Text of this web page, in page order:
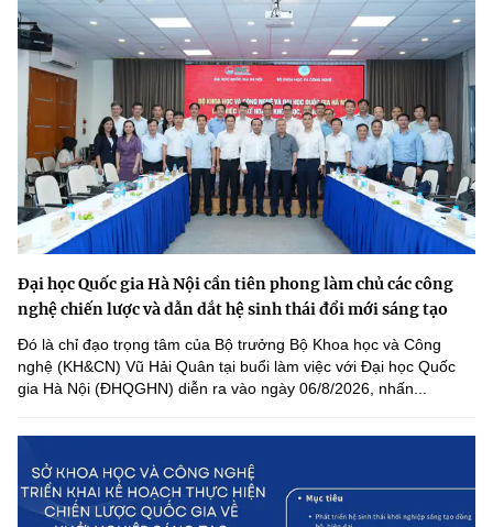
Đại học Quốc gia Hà Nội cần tiên phong làm chủ các công
nghệ chiến lược và dẫn dắt hệ sinh thái đổi mới sáng tạo
Đó là chỉ đạo trọng tâm của Bộ trưởng Bộ Khoa học và Công
nghệ (KH&CN) Vũ Hải Quân tại buổi làm việc với Đại học Quốc
gia Hà Nội (ĐHQGHN) diễn ra vào ngày 06/8/2026, nhấn...